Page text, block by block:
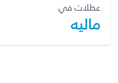
عطلات في
ماليه